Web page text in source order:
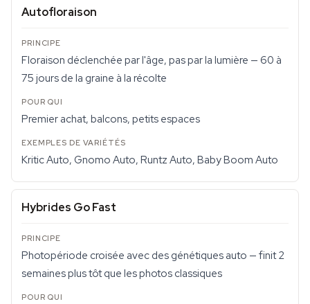
Autofloraison
Floraison déclenchée par l'âge, pas par la lumière — 60 à
75 jours de la graine à la récolte
Premier achat, balcons, petits espaces
Kritic Auto, Gnomo Auto, Runtz Auto, Baby Boom Auto
Hybrides Go Fast
Photopériode croisée avec des génétiques auto — finit 2
semaines plus tôt que les photos classiques